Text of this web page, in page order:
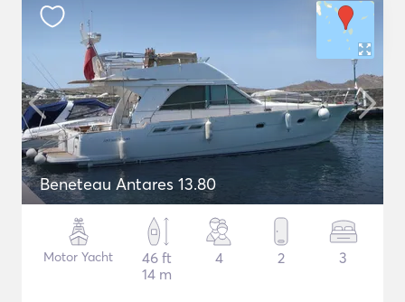
Beneteau Antares 13.80
Motor Yacht
46 ft
14 m
4 2 3